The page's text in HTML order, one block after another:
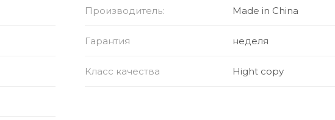
Производитель: Made in China
Гарантия неделя
Класс качества Hight copy